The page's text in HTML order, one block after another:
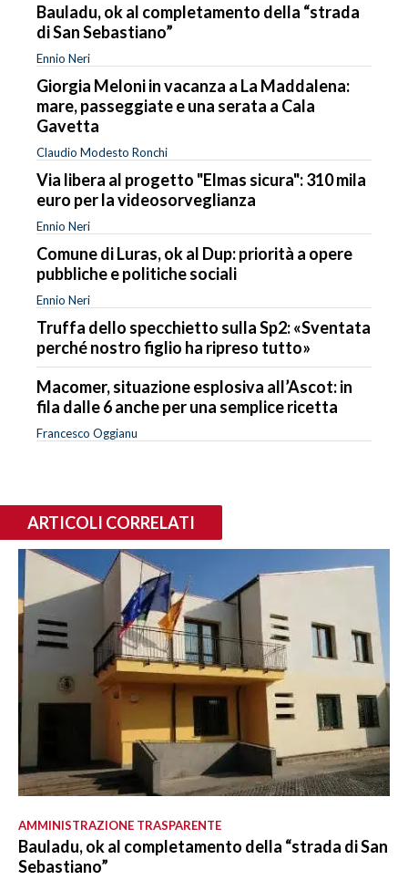
Bauladu, ok al completamento della “strada
di San Sebastiano”
Ennio Neri
Giorgia Meloni in vacanza a La Maddalena:
mare, passeggiate e una serata a Cala
Gavetta
Claudio Modesto Ronchi
Via libera al progetto "Elmas sicura": 310 mila
euro per la videosorveglianza
Ennio Neri
Comune di Luras, ok al Dup: priorità a opere
pubbliche e politiche sociali
Ennio Neri
Truffa dello specchietto sulla Sp2: «Sventata
perché nostro figlio ha ripreso tutto»
Macomer, situazione esplosiva all’Ascot: in
fila dalle 6 anche per una semplice ricetta
Francesco Oggianu
ARTICOLI CORRELATI
AMMINISTRAZIONE TRASPARENTE
Bauladu, ok al completamento della “strada di San
Sebastiano”